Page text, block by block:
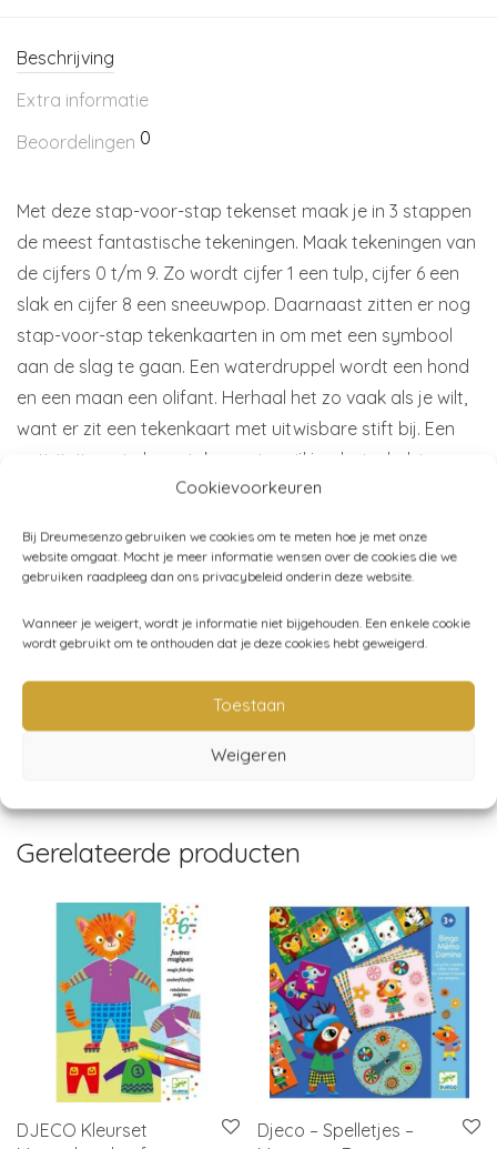
Cookievoorkeuren
Bij Dreumesenzo gebruiken we cookies om te meten hoe je met onze
website omgaat. Mocht je meer informatie wensen over de cookies die we
gebruiken raadpleeg dan ons privacybeleid onderin deze website.
Wanneer je weigert, wordt je informatie niet bijgehouden. Een enkele cookie
wordt gebruikt om te onthouden dat je deze cookies hebt geweigerd.
Toestaan
Weigeren
Beschrijving
Extra informatie
Beoordelingen 0
Met deze stap-voor-stap tekenset maak je in 3 stappen
de meest fantastische tekeningen. Maak tekeningen van
de cijfers 0 t/m 9. Zo wordt cijfer 1 een tulp, cijfer 6 een
slak en cijfer 8 een sneeuwpop. Daarnaast zitten er nog
stap-voor-stap tekenkaarten in om met een symbool
aan de slag te gaan. Een waterdruppel wordt een hond
en een maan een olifant. Herhaal het zo vaak als je wilt,
want er zit een tekenkaart met uitwisbare stift bij. Een
activiteit om te leren tekenen terwijl je plezier hebt.
sjablonen (12 dubbelzijdige kaarten)
Leeftijd:vanaf 4 jaar
Djeco,Kleuren - tekenen
Gerelateerde producten
DJECO Kleurset
Djeco – Spelletjes –